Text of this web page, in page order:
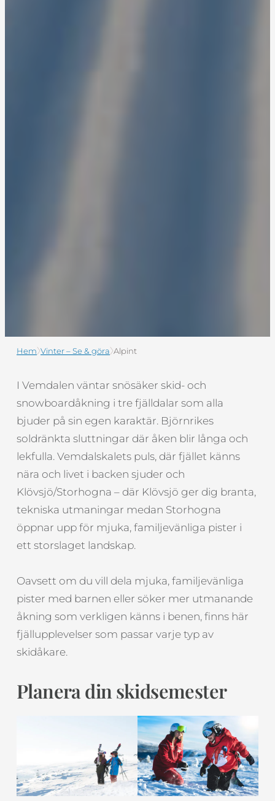
Hem Vinter – Se & göra Alpint
I Vemdalen väntar snösäker skid- och
snowboardåkning i tre fjälldalar som alla
bjuder på sin egen karaktär. Björnrikes
soldränkta sluttningar där åken blir långa och
lekfulla. Vemdalskalets puls, där fjället känns
nära och livet i backen sjuder och
Klövsjö/Storhogna – där Klövsjö ger dig branta,
tekniska utmaningar medan Storhogna
öppnar upp för mjuka, familjevänliga pister i
ett storslaget landskap.
Oavsett om du vill dela mjuka, familjevänliga
pister med barnen eller söker mer utmanande
åkning som verkligen känns i benen, finns här
fjällupplevelser som passar varje typ av
skidåkare.
Planera din skidsemester